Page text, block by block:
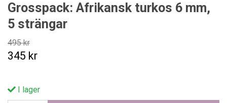
Grosspack: Afrikansk turkos 6 mm,
5 strängar
495 kr
345 kr
I lager